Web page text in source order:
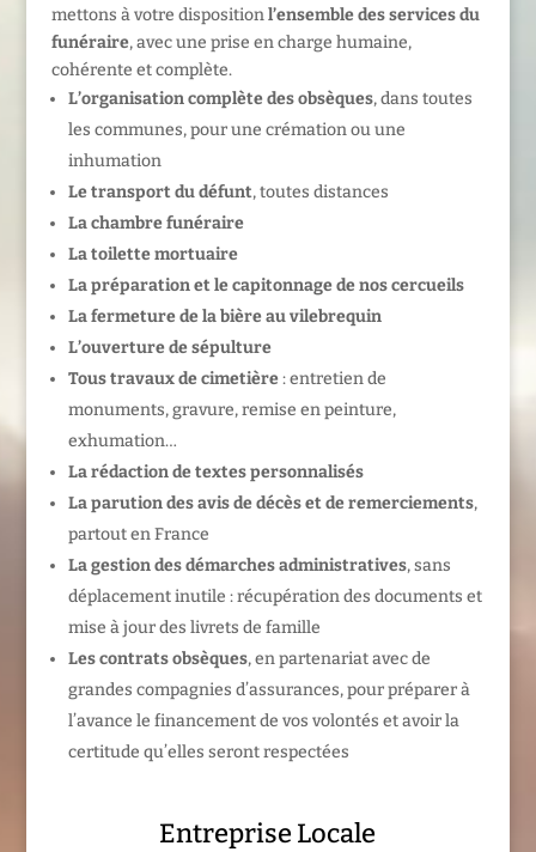
mettons à votre dispositionl’ensemble des services du
funéraire, avec une prise en charge humaine,
cohérente et complète.
L’organisation complète des obsèques, dans toutes
les communes, pour une crémation ou une
inhumation
Le transport du défunt, toutes distances
La chambre funéraire
La toilette mortuaire
La préparation et le capitonnage de nos cercueils
La fermeture de la bière au vilebrequin
L’ouverture de sépulture
Tous travaux de cimetière: entretien de
monuments, gravure, remise en peinture,
exhumation…
La rédaction de textes personnalisés
La parution des avis de décès et de remerciements,
partout en France
La gestion des démarches administratives, sans
déplacement inutile : récupération des documents et
mise à jour des livrets de famille
Les contrats obsèques, en partenariat avec de
grandes compagnies d’assurances, pour préparer à
l’avance le financement de vos volontés et avoir la
certitude qu’elles seront respectées
Entreprise Locale